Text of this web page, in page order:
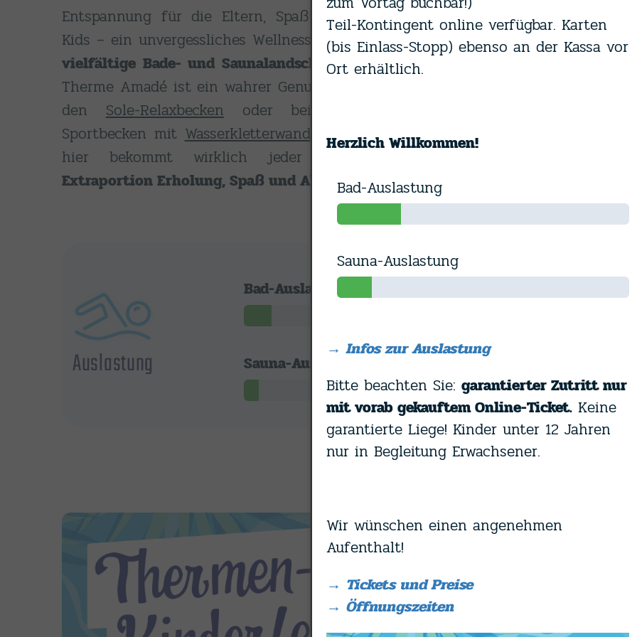
Entspannung für die Eltern, Spaß und Action für die
Kids – ein unvergessliches Wellness-Erlebnis für alle! Die
vielfältige Bade- und Saunalandschaftin der Erlebnis-
Therme Amadé ist ein wahrer Genuss: Ob beim Baden in
den Sole-Relaxbeckenoder beim Schwimmen im
Sportbecken mit Wasserkletterwand undSprunganlage–
hier bekommt wirklich jeder die wohlverdiente
Extraportion Erholung, Spaß und Abenteuer.
Das
spannenden
Einzel-Looping,
Österreichs sowie
den Duftreisen in
Auslastung
Bad-Auslastung
Sauna-Auslastung
Vormittags
Thermen-
Freitag, 7. August
Wasserspiele-
coolen Spielen,
Teil-Kontingent online verfügbar. Karten
(bis Einlass-Stopp) ebenso an der Kassa vor
Ort erhältlich.
Herzlich Willkommen!
Bad-Auslastung
Sauna-Auslastung
→ Infos zur Auslastung
Bitte beachten Sie: garantierter Zutritt nur
mit vorab gekauftem Online-Ticket.Keine
garantierte Liege! Kinder unter 12 Jahren
nur in Begleitung Erwachsener.
Wir wünschen einen angenehmen
Aufenthalt!
→ Tickets und Preise
→ Öffnungszeiten